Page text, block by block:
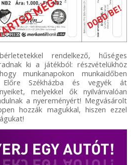
rendelkező, hűséges
ki a játékból: részvételükhöz
munkanapokon munkaidőben
Székházba és vegyék át
melyekkel ők nyilvánvalóan
a nyereményért! Megvásárolt
hozzák magukkal, hiszen ezzel